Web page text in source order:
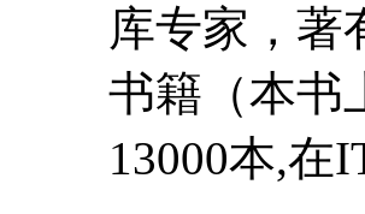
库专家，著
书籍（本书
13000本,在